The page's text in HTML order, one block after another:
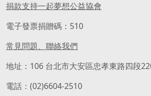
捐款支持一起夢想公益協會
電子發票捐贈碼：510
常見問題、聯絡我們
地址：106 台北市大安區忠孝東路四段
電話：(02)6604-2510